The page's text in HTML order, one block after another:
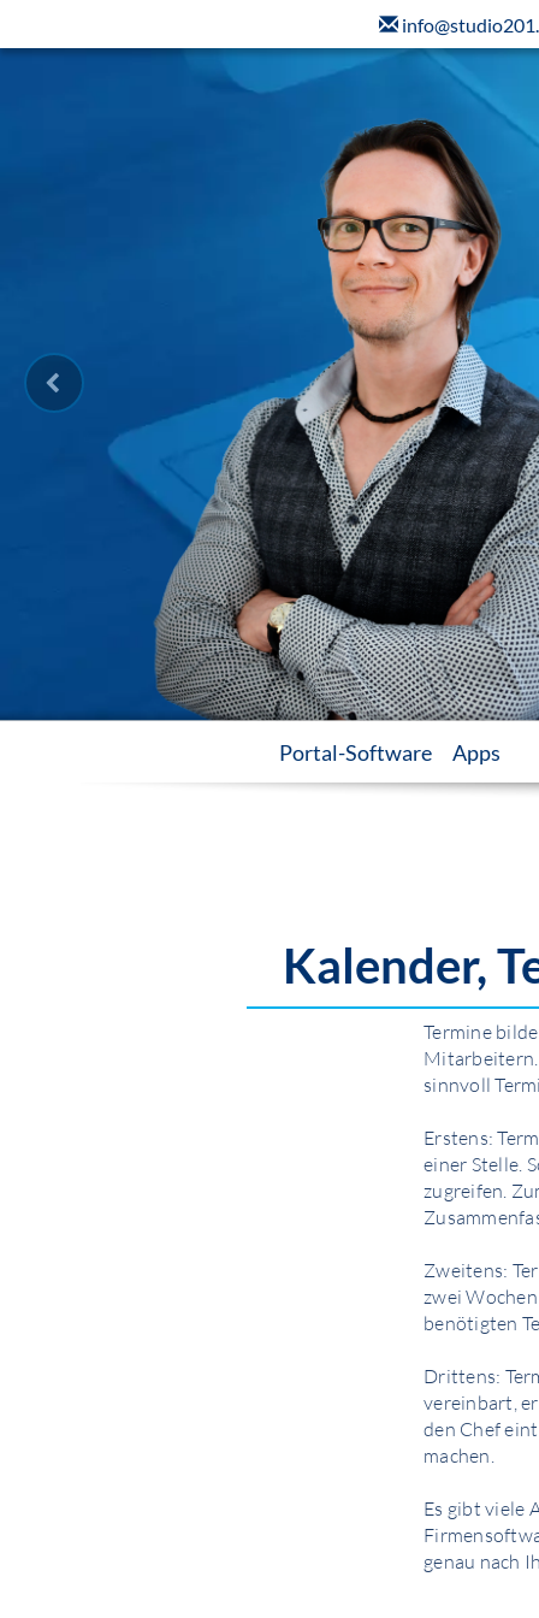
Portal-Software Apps
Kalender,
Termine
sinnvoll
Erstens:
einer Stelle.
zugreifen.
Zweitens:
zwei
benötigten
Drittens:
vereinbart,
den Chef
machen.
Es gibt viele
genau nach